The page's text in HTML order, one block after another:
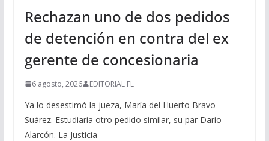
Rechazan uno de dos pedidos
de detención en contra del ex
gerente de concesionaria
6 agosto, 2026 EDITORIAL FL
Ya lo desestimó la jueza, María del Huerto Bravo
Suárez. Estudiaría otro pedido similar, su par Darío
Alarcón. La Justicia